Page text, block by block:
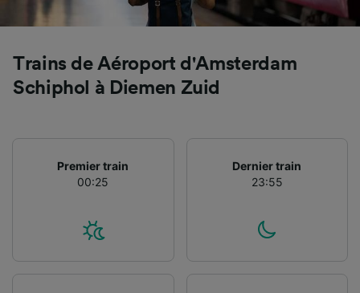
Trains de Aéroport d'Amsterdam
Schiphol à Diemen Zuid
Premier train
00:25
Dernier train
23:55